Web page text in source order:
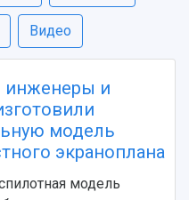
Видео
инженеры и
модель
экраноплана
модель